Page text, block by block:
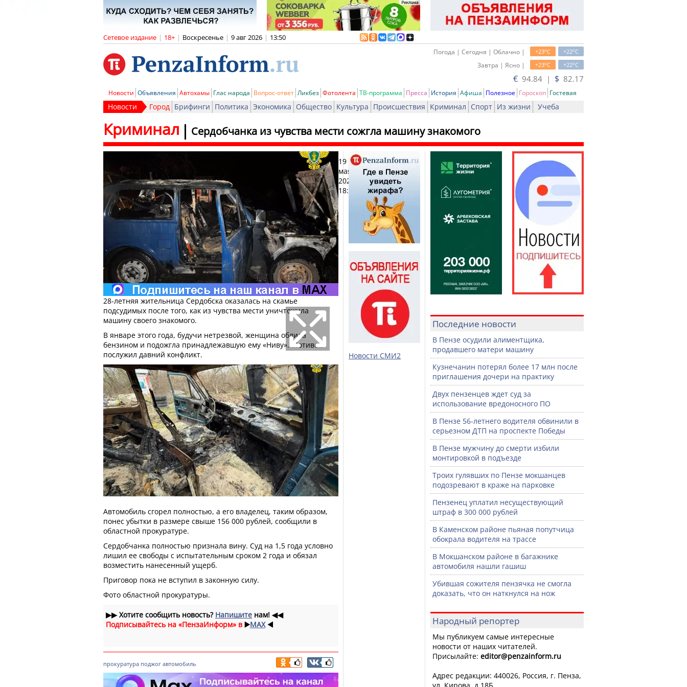
Сетевое издание | 18+ | Воскресенье | 9 авг 2026 | 13:50
+22oC
+23oC
Погода | Сегодня | Облачно |
+22oC
+23oC
Завтра | Ясно |
€ 94.84 | $ 82.17
Новости Объявления Автохамы Глас народа Вопрос-ответ Ликбез Фотолента ТВ-программа Пресса История Афиша Полезное Гороскоп Гостевая
Новости Город Брифинги Политика Экономика Общество Культура Происшествия Криминал Спорт Из жизни Учеба
Сердобчанка из чувства мести сожгла машину знакомого
Криминал
19
мая
2026,
18:49
Печать
28-летняя жительница Сердобска оказалась на скамье
подсудимых после того, как из чувства мести уничтожила
машину своего знакомого.
В январе этого года, будучи нетрезвой, женщина облила
бензином и подожгла принадлежавшую ему «Ниву». Мотивом
послужил давний конфликт.
Автомобиль сгорел полностью, а его владелец, таким образом,
понес убытки в размере свыше 156 000 рублей, сообщили в
областной прокуратуре.
Сердобчанка полностью признала вину. Суд на 1,5 года условно
лишил ее свободы с испытательным сроком 2 года и обязал
возместить нанесенный ущерб.
Приговор пока не вступил в законную силу.
Фото областной прокуратуры.
▶▶Хотите сообщить новость? Напишите нам! ◀◀
Подписывайтесь на «ПензаИнформ» в ▶️MAX ◀️
прокуратура поджог автомобиль
Новости СМИ2
Последние новости
В Пензе осудили алиментщика,
продавшего матери машину
Кузнечанин потерял более 17 млн после
приглашения дочери на практику
Двух пензенцев ждет суд за
использование вредоносного ПО
В Пензе 56-летнего водителя обвинили в
серьезном ДТП на проспекте Победы
В Пензе мужчину до смерти избили
монтировкой в подъезде
Троих гулявших по Пензе мокшанцев
подозревают в краже на парковке
Пензенец уплатил несуществующий
штраф в 300 000 рублей
В Каменском районе пьяная попутчица
обокрала водителя на трассе
В Мокшанском районе в багажнике
автомобиля нашли гашиш
Убившая сожителя пензячка не смогла
доказать, что он наткнулся на нож
Народный репортер
Мы публикуем самые интересные
новости от наших читателей.
Присылайте: editor@penzainform.ru
Адрес редакции: 440026, Россия, г. Пенза,